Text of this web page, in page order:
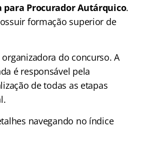
para Procurador Autárquico.
formação superior de
organizadora do concurso. A
é responsável pela
de todas as etapas
navegando no índice